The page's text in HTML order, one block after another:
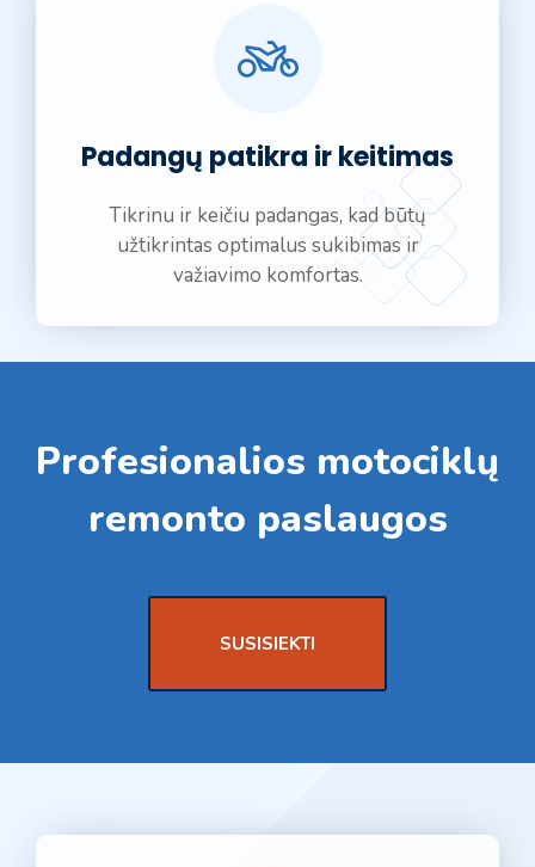
Padangų patikra ir keitimas
Tikrinu ir keičiu padangas, kad būtų
užtikrintas optimalus sukibimas ir
važiavimo komfortas.
Profesionalios motociklų
remonto paslaugos
SUSISIEKTI